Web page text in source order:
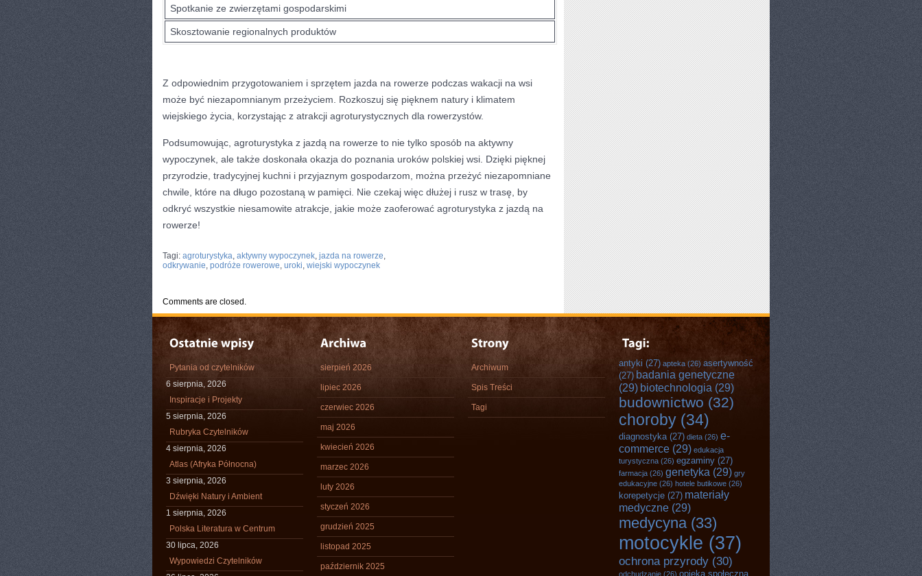
Spotkanie ze ⁣zwierzętami gospodarskimi
Skosztowanie regionalnych produktów
Z​ odpowiednim przygotowaniem i sprzętem jazda na rowerze⁤ podczas wakacji na wsi
może być niezapomnianym przeżyciem. Rozkoszuj​ się pięknem natury i klimatem
wiejskiego⁢ życia, korzystając z atrakcji agroturystycznych dla rowerzystów.
Podsumowując, agroturystyka z jazdą na rowerze to nie tylko sposób na aktywny
wypoczynek, ale także doskonała okazja do poznania uroków polskiej wsi. Dzięki pięknej
przyrodzie, tradycyjnej‌ kuchni i przyjaznym gospodarzom,⁢ można przeżyć niezapomniane
chwile, które na długo ‍pozostaną​ w pamięci.⁤ Nie czekaj więc dłużej i rusz w ⁣trasę, by
odkryć wszystkie niesamowite atrakcje, jakie może zaoferować ‍agroturystyka z jazdą na
rowerze!
Tagi: agroturystyka aktywny wypoczynek jazda na rowerze
odkrywanie podróże rowerowe uroki wiejski wypoczynek
Comments are closed.
Pytania od czytelników
6 sierpnia, 2026
Inspiracje i Projekty
5 sierpnia, 2026
Rubryka Czytelników
4 sierpnia, 2026
Atlas (Afryka Północna)
3 sierpnia, 2026
Dźwięki Natury i Ambient
1 sierpnia, 2026
Polska Literatura w Centrum
30 lipca, 2026
Wypowiedzi Czytelników
sierpień 2026
lipiec 2026
czerwiec 2026
maj 2026
kwiecień 2026
marzec 2026
luty 2026
styczeń 2026
grudzień 2025
listopad 2025
październik 2025
Archiwum
Spis Treści
Tagi
antyki (27) apteka (26) asertywność
(27) badania genetyczne
(29) biotechnologia (29)
budownictwo (32)
choroby (34)
diagnostyka (27) dieta (26) e-
commerce (29) edukacja
turystyczna (26) egzaminy (27)
farmacja (26) genetyka (29) gry
edukacyjne (26) hotele butikowe (26)
korepetycje (27) materiały
medyczne (29)
medycyna (33)
motocykle (37)
ochrona przyrody (30)
odchudzanie (26) opieka społeczna